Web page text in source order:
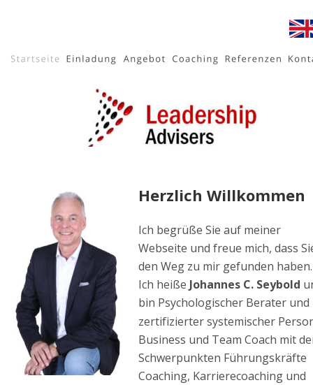
Herzlich Willkommen
Ich begrüße Sie auf meiner
Webseite und freue mich, dass
den Weg zu mir gefunden
Ich heiße Johannes C. Seybold
bin Psychologischer Berater und
zertifizierter systemischer
Business und Team Coach mit
Schwerpunkten Führungskräfte
Coaching, Karrierecoaching und